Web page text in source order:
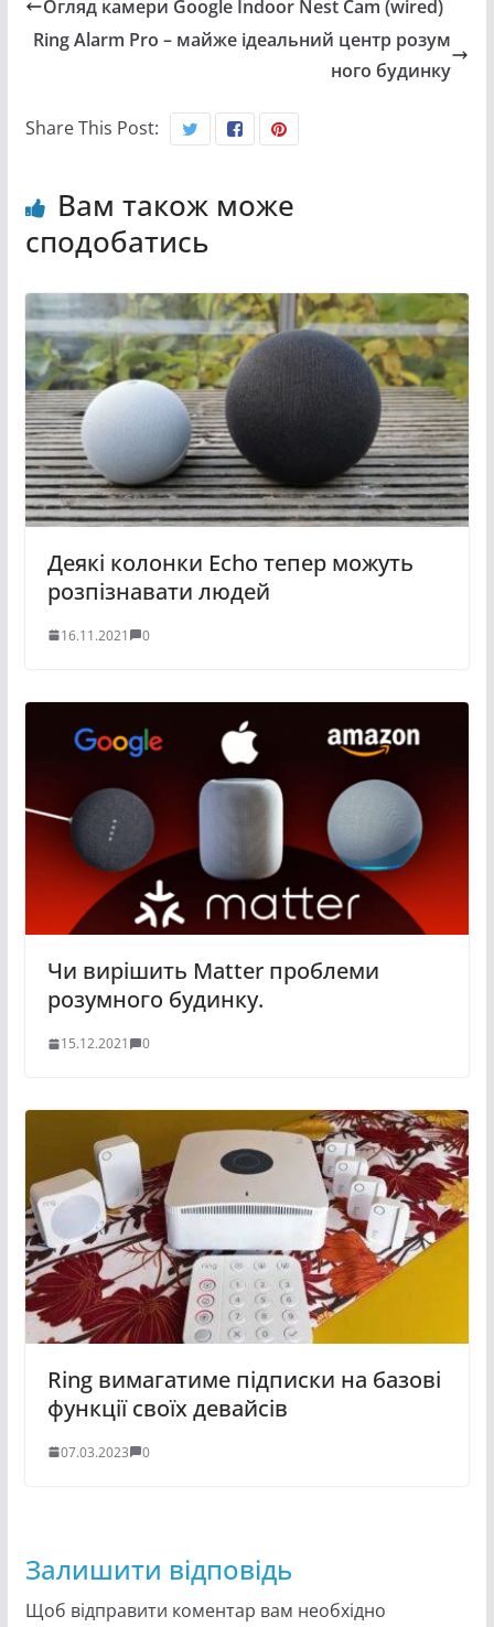
Огляд камери Google Indoor Nest Cam (wired)
Ring Alarm Pro – майже ідеальний центр розум
ного будинку
Share This Post:
Вам також може
сподобатись
Деякі колонки Echo тепер можуть
розпізнавати людей
16.11.2021 0
Чи вирішить Matter проблеми
розумного будинку.
15.12.2021 0
Ring вимагатиме підписки на базові
функції своїх девайсів
07.03.2023 0
Залишити відповідь
Щоб відправити коментар вам необхідно